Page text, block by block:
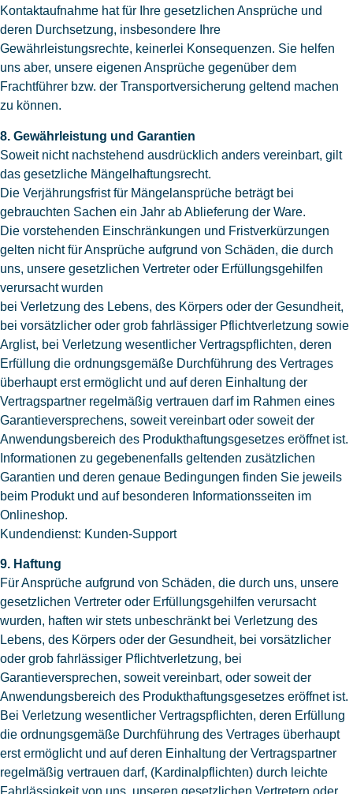
Kontaktaufnahme hat für Ihre gesetzlichen Ansprüche und
deren Durchsetzung, insbesondere Ihre
Gewährleistungsrechte, keinerlei Konsequenzen. Sie helfen
uns aber, unsere eigenen Ansprüche gegenüber dem
Frachtführer bzw. der Transportversicherung geltend machen
zu können.
8. Gewährleistung und Garantien
Soweit nicht nachstehend ausdrücklich anders vereinbart, gilt
das gesetzliche Mängelhaftungsrecht.
Die Verjährungsfrist für Mängelansprüche beträgt bei
gebrauchten Sachen ein Jahr ab Ablieferung der Ware.
Die vorstehenden Einschränkungen und Fristverkürzungen
gelten nicht für Ansprüche aufgrund von Schäden, die durch
uns, unsere gesetzlichen Vertreter oder Erfüllungsgehilfen
verursacht wurden
bei Verletzung des Lebens, des Körpers oder der Gesundheit,
bei vorsätzlicher oder grob fahrlässiger Pflichtverletzung sowie
Arglist, bei Verletzung wesentlicher Vertragspflichten, deren
Erfüllung die ordnungsgemäße Durchführung des Vertrages
überhaupt erst ermöglicht und auf deren Einhaltung der
Vertragspartner regelmäßig vertrauen darf im Rahmen eines
Garantieversprechens, soweit vereinbart oder soweit der
Anwendungsbereich des Produkthaftungsgesetzes eröffnet ist.
Informationen zu gegebenenfalls geltenden zusätzlichen
Garantien und deren genaue Bedingungen finden Sie jeweils
beim Produkt und auf besonderen Informationsseiten im
Onlineshop.
Kundendienst: Kunden-Support
9. Haftung
Für Ansprüche aufgrund von Schäden, die durch uns, unsere
gesetzlichen Vertreter oder Erfüllungsgehilfen verursacht
wurden, haften wir stets unbeschränkt bei Verletzung des
Lebens, des Körpers oder der Gesundheit, bei vorsätzlicher
oder grob fahrlässiger Pflichtverletzung, bei
Garantieversprechen, soweit vereinbart, oder soweit der
Anwendungsbereich des Produkthaftungsgesetzes eröffnet ist.
Bei Verletzung wesentlicher Vertragspflichten, deren Erfüllung
die ordnungsgemäße Durchführung des Vertrages überhaupt
erst ermöglicht und auf deren Einhaltung der Vertragspartner
regelmäßig vertrauen darf, (Kardinalpflichten) durch leichte
Fahrlässigkeit von uns, unseren gesetzlichen Vertretern oder